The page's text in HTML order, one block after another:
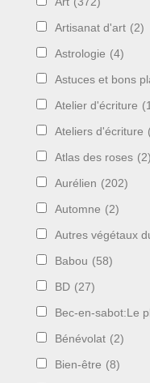
Artisanat d'art (2)
Astrologie (4)
Astuces et bons
Atelier d'écriture
Ateliers d'écriture
Atlas des roses (2)
Aurélien (202)
Automne (2)
Autres végétaux
Babou (58)
BD (27)
Bec-en-sabot:Le
Bénévolat (2)
Bien-être (8)